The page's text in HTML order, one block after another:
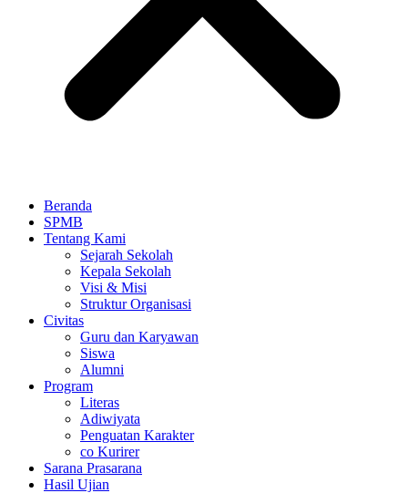
Beranda
SPMB
Tentang Kami
Sejarah Sekolah
Kepala Sekolah
Visi & Misi
Struktur Organisasi
Civitas
Guru dan Karyawan
Siswa
Alumni
Program
Literas
Adiwiyata
Penguatan Karakter
co Kurirer
Sarana Prasarana
Hasil Ujian